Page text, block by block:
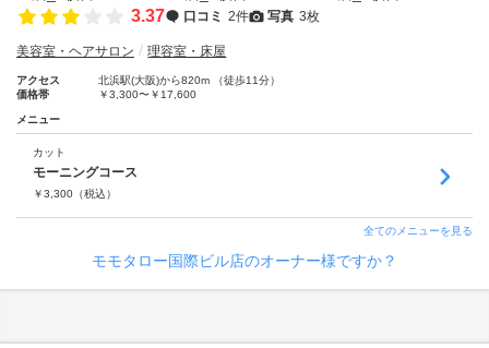
3.37 口コミ 2件 写真 3枚
美容室・ヘアサロン 理容室・床屋
アクセス
北浜駅(大阪)から820m （徒歩11分）
価格帯
￥3,300〜￥17,600
メニュー
カット
モーニングコース
￥3,300 （税込）
全てのメニューを見る
モモタロー国際ビル店のオーナー様ですか？